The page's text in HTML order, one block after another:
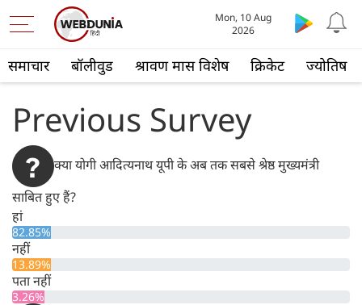
समाचार बॉलीवुड श्रावण मास विशेष क्रिकेट ज्योतिष
Mon, 10 Aug
2026
Previous Survey
क्या योगी आदित्यनाथ यूपी के अब तक सबसे श्रेष्ठ मुख्‍यमंत्री
साबित हुए हैं?
हां
82.85%
नहीं
13.89%
पता नहीं
3.26%